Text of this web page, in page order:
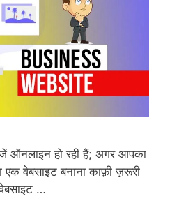
हो रही हैं; अगर आपका
वेबसाइट बनाना काफ़ी ज़रूरी
…